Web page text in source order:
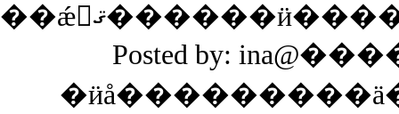
Posted by: